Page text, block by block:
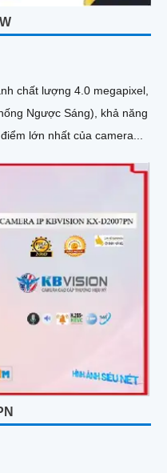
chất lượng 4.0 megapixel,
Sáng), khả năng
độ, âm thanh và loa. Ưu điểm lớn nhất của camera...